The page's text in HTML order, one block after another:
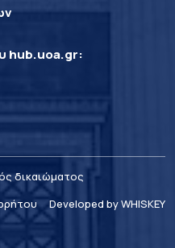
hub.uoa.gr:
δικαιώματος
Developed by WHISKEY